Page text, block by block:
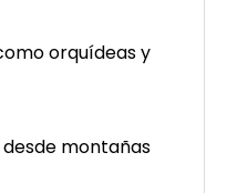
orquídeas y
montañas